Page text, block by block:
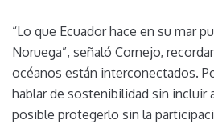
“Lo que Ecuador hace en su mar
Noruega”, señaló Cornejo,
océanos están interconectados.
hablar de sostenibilidad sin incluir
posible protegerlo sin la